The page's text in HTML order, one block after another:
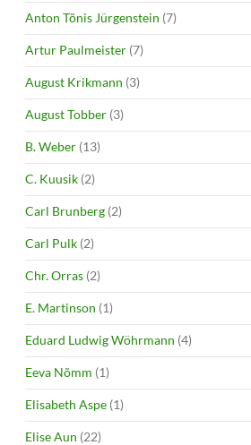
Anton Tõnis Jürgenstein (7)
Artur Paulmeister (7)
August Krikmann (3)
August Tobber (3)
B. Weber (13)
C. Kuusik (2)
Carl Brunberg (2)
Carl Pulk (2)
Chr. Orras (2)
E. Martinson (1)
Eduard Ludwig Wöhrmann (4)
Eeva Nõmm (1)
Elisabeth Aspe (1)
Elise Aun (22)